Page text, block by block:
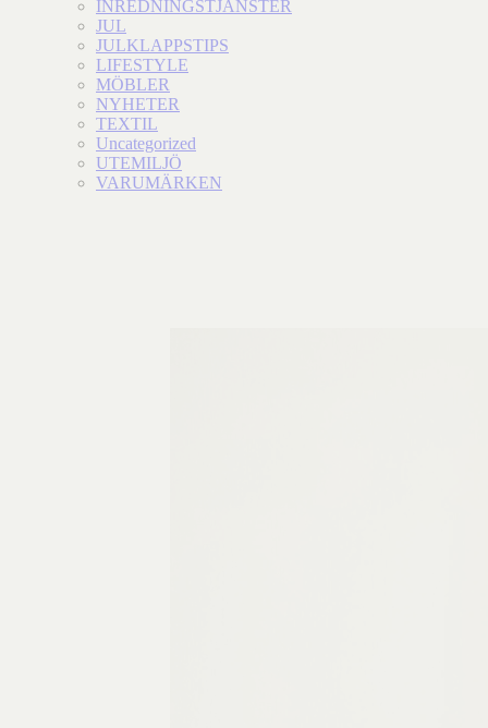
INREDNINGSTJÄNSTER
JUL
JULKLAPPSTIPS
LIFESTYLE
MÖBLER
NYHETER
TEXTIL
Uncategorized
UTEMILJÖ
VARUMÄRKEN